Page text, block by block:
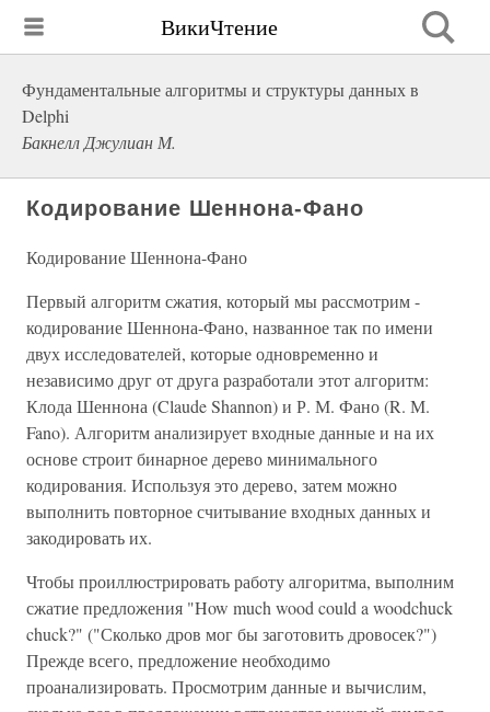
ВикиЧтение
Фундаментальные алгоритмы и структуры данных в
Delphi
Бакнелл Джулиан М.
Кодирование Шеннона-Фано
Кодирование Шеннона-Фано
Первый алгоритм сжатия, который мы рассмотрим -
кодирование Шеннона-Фано, названное так по имени
двух исследователей, которые одновременно и
независимо друг от друга разработали этот алгоритм:
Клода Шеннона (Claude Shannon) и Р. М. Фано (R. М.
Fano). Алгоритм анализирует входные данные и на их
основе строит бинарное дерево минимального
кодирования. Используя это дерево, затем можно
выполнить повторное считывание входных данных и
закодировать их.
Чтобы проиллюстрировать работу алгоритма, выполним
сжатие предложения "How much wood could a woodchuck
chuck?" ("Сколько дров мог бы заготовить дровосек?")
Прежде всего, предложение необходимо
проанализировать. Просмотрим данные и вычислим,